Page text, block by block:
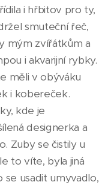
i hřbitov pro ty,
smuteční řeč,
mým zvířátkům a
i akvarijní rybky.
měli v obýváku
i kobereček.
kde je
designerka a
Zuby se čistily u
to víte, byla jiná
se usadit umyvadlo,